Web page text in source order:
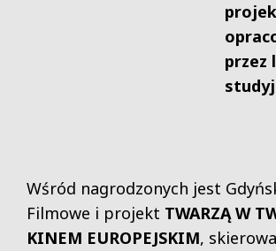
przez
Wśród nagrodzonych jest
Filmowe i projekt TWARZĄ W
KINEM EUROPEJSKIM,